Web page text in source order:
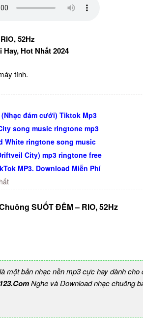
52Hz
Hay, Hot Nhất 2024
tính.
đám cưới) Tiktok Mp3
song music ringtone mp3
White ringtone song music
City) mp3 ringtone free
MP3. Download Miễn Phí
SUỐT ĐÊM – RIO, 52Hz
là một bản nhạc nền mp3 cực hay dành cho
Nghe và Download nhạc chuông